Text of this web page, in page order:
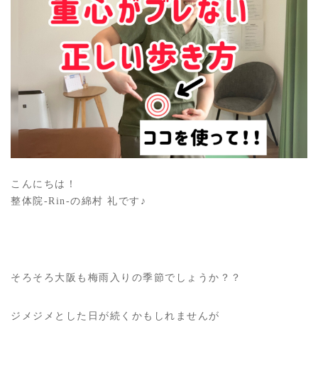
こんにちは！
整体院-Rin-の綿村 礼です♪
そろそろ大阪も梅雨入りの季節でしょうか？？
ジメジメとした日が続くかもしれませんが